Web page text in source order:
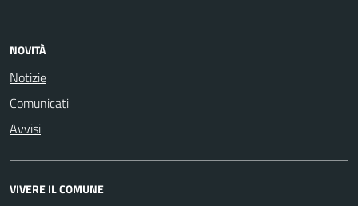
NOVITÀ
Notizie
Comunicati
Avvisi
VIVERE IL COMUNE